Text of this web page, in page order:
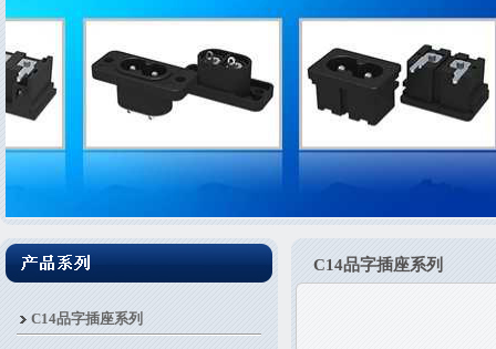
C14品字插座系列
C14品字插座系列